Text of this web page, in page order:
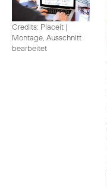
Credits: Placeit |
Montage, Ausschnitt
bearbeitet